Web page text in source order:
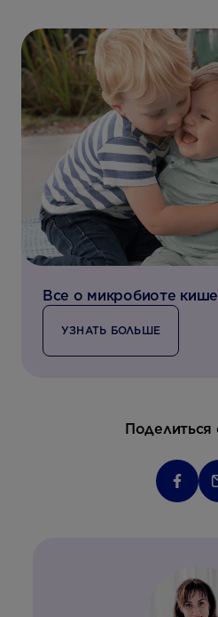
Все о микробиоте
УЗНАТЬ БОЛЬШЕ
Поделиться